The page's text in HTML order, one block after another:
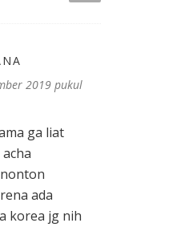
2019 pukul
ga liat
ada
korea jg nih